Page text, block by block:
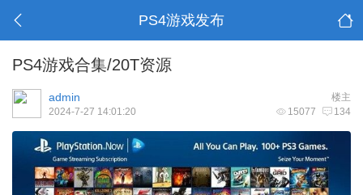
PS4游戏发布
PS4游戏合集/20T资源
楼主
admin
15077 134
2024-7-27 14:01:20